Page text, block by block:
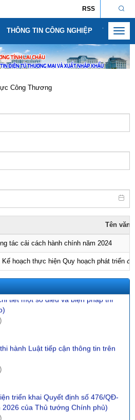
RSS
THÔNG TIN CÔNG NGHIỆP THÔNG
Công Thương
Tên văn
tác cải cách hành chính năm 2024
hoạch thực hiện Quy hoạch phát triển
quyết số 57-NQ/TW, ngày
về đột phá phát triển khoa học,
và chuyển đổi số quốc gia năm
thông tin Sổ tay hướng dẫn thực
trong xuất khẩu nông - lâm - thủy
thường trực BCĐ nghị quyết số
tiết một số điều và biện pháp thi
hành Luật tiếp cận thông tin trên
triển khai Quyết định số 476/QĐ-
của Thủ tướng Chính phủ)